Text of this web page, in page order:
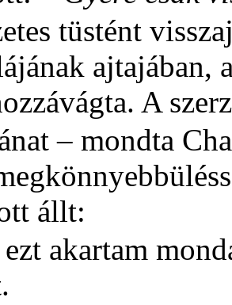
tüstént
ajtajában,
A
– mondta
állt:
akartam